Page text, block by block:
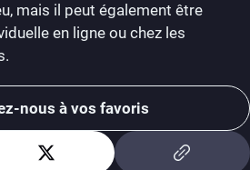
mais il peut également être
en ligne ou chez les
nous à vos favoris